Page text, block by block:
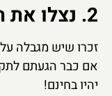
2. נצלו את תקרת התשלום היומית
זכרו שיש מגבלה
אם כבר הגעתם
יהיו בחינם!